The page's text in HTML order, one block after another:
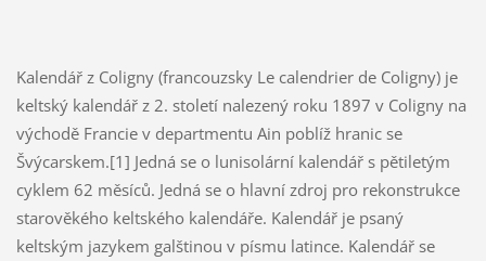
Kalendář z Coligny (francouzsky Le calendrier de Coligny) je
keltský kalendář z 2. století nalezený roku 1897 v Coligny na
východě Francie v departmentu Ain poblíž hranic se
Švýcarskem.[1] Jedná se o lunisolární kalendář s pětiletým
cyklem 62 měsíců. Jedná se o hlavní zdroj pro rekonstrukce
starověkého keltského kalendáře. Kalendář je psaný
keltským jazykem galštinou v písmu latince. Kalendář se